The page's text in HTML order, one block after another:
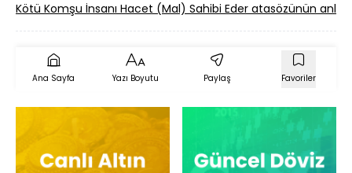
Kötü Komşu İnsanı Hacet (Mal) Sahibi Eder atasözünün
Ana Sayfa Yazı Boyutu Paylaş Favoriler